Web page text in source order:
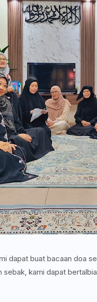
dapat buat bacaan doa
sebak, kami dapat